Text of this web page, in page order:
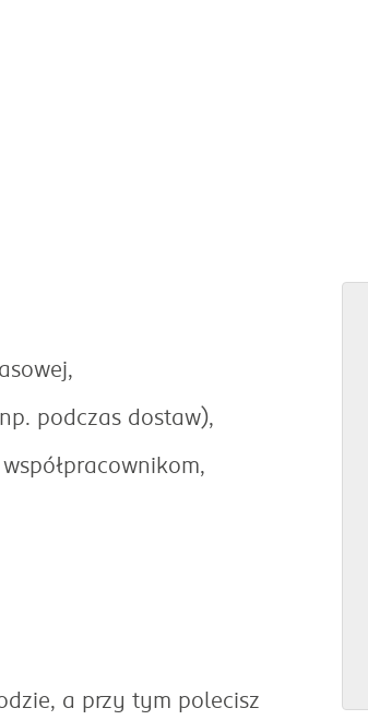
podczas dostaw),
a przy tym polecisz